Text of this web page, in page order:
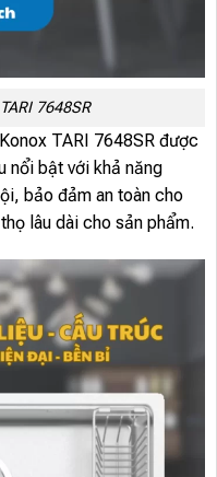
7648SR
Konox TARI 7648SR được
nổi bật với khả năng
bảo đảm an toàn cho
lâu dài cho sản phẩm.